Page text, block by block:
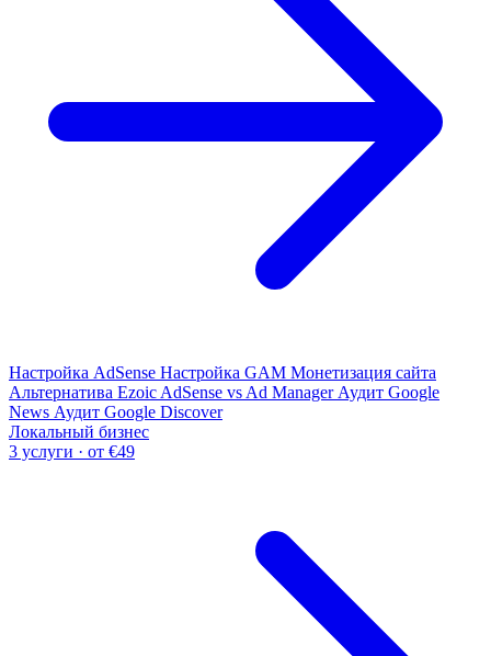
Настройка AdSense Настройка GAM Монетизация сайта
Альтернатива Ezoic AdSense vs Ad Manager Аудит Google
News Аудит Google Discover
Локальный бизнес
3 услуги · от €49